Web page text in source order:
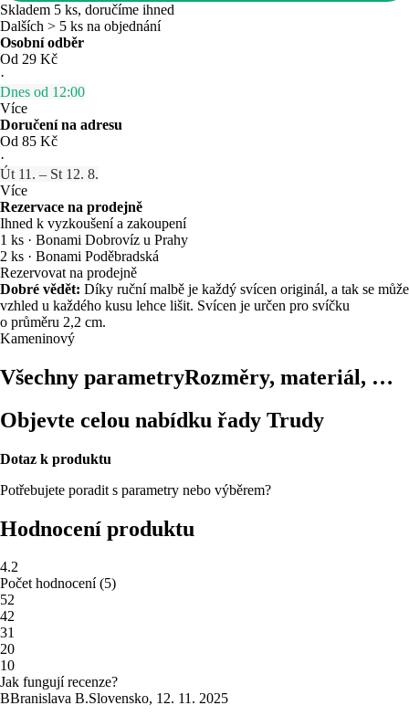
Skladem 5 ks, doručíme ihned
Dalších > 5 ks na objednání
Osobní odběr
Od 29 Kč
·
Dnes od 12:00
Více
Doručení na adresu
Od 85 Kč
·
Út 11. – St 12. 8.
Více
Rezervace na prodejně
Ihned k vyzkoušení a zakoupení
1 ks · Bonami Dobrovíz u Prahy
2 ks · Bonami Poděbradská
Rezervovat na prodejně
Dobré vědět: Díky ruční malbě je každý svícen originál, a tak se může
vzhled u každého kusu lehce lišit. Svícen je určen pro svíčku
o průměru 2,2 cm.
Kameninový
Všechny parametryRozměry, materiál, …
Objevte celou nabídku řady Trudy
Dotaz k produktu
Potřebujete poradit s parametry nebo výběrem?
Hodnocení produktu
4.2
Počet hodnocení(5)
52
42
31
20
10
Jak fungují recenze?
BBranislava B.Slovensko, 12. 11. 2025